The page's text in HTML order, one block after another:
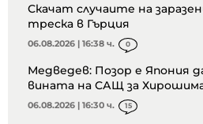
Скачат случаите на
треска в Гърция
06.08.2026 | 16:38 ч. 0
Медведев: Позор е Япония
вината на САЩ за Хирошима
06.08.2026 | 16:30 ч. 15